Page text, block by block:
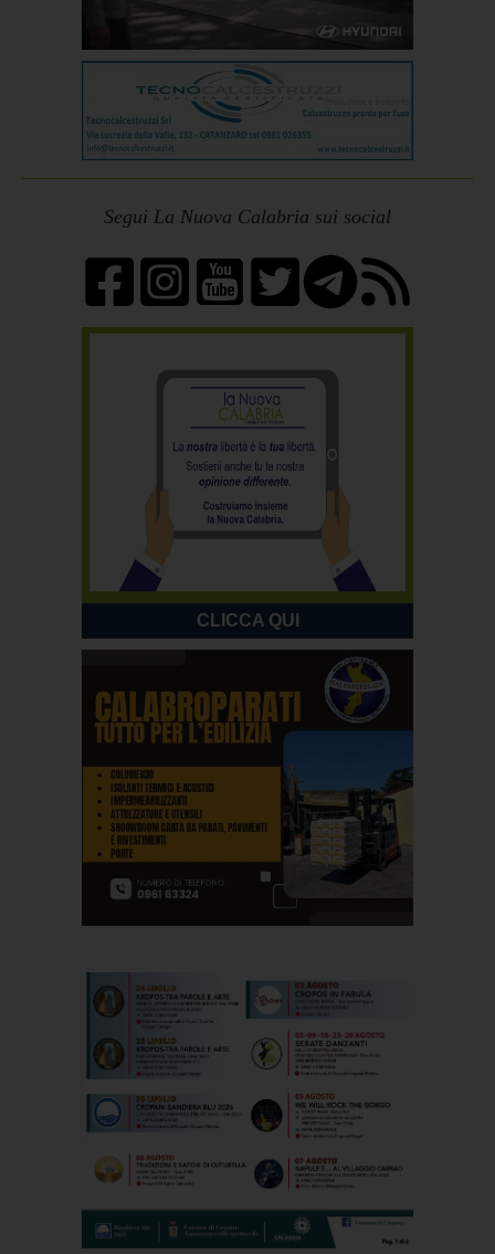
Segui La Nuova Calabria sui social
CLICCA QUI